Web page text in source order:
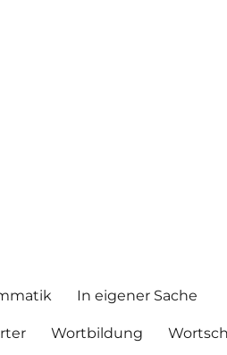
In eigener Sache
Wortbildung